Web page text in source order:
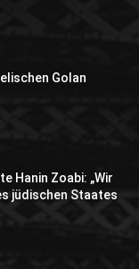
Golan
Hanin Zoabi: „Wir
jüdischen Staates